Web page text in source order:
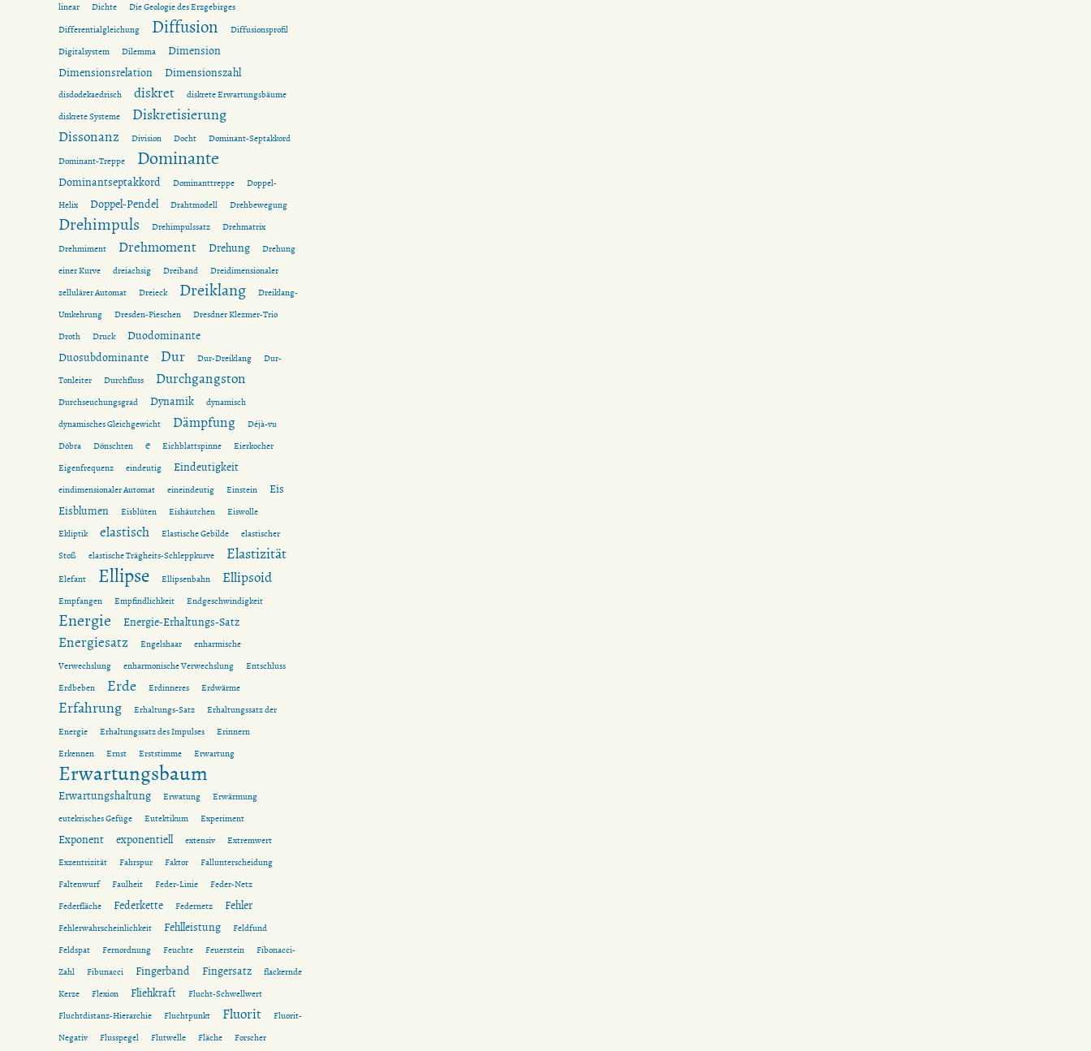
linear
Dichte
Die Geologie des Erzgebirges
Differentialgleichung
Diffusion
Diffusionsprofil
Digitalsystem
Dilemma
Dimension
Dimensionsrelation
Dimensionszahl
disdodekaedrisch diskret
diskrete Erwartungsbäume
diskrete Systeme
Diskretisierung
Dissonanz Division Docht
Dominant-Septakkord
Dominant-Treppe
Dominante
Dominantseptakkord Dominanttreppe
Doppel-
Helix
Doppel-Pendel Drahtmodell Drehbewegung
Drehimpuls Drehimpulssatz
Drehmatrix
Drehmiment
Drehmoment Drehung
Drehung
einer Kurve
dreiachsig Dreiband
Dreidimensionaler
zellulärer Automat
Dreieck Dreiklang
Dreiklang-
Umkehrung
Dresden-Pieschen
Dresdner Klezmer-Trio
Droth
Druck
Duodominante
Duosubdominante
Dur Dur-Dreiklang
Dur-
Tonleiter
Durchfluss Durchgangston
Durchseuchungsgrad Dynamik
dynamisch
dynamisches Gleichgewicht
Dämpfung
Déjà-vu
Döbra
Dönschten e Eichblattspinne
Eierkocher
Eigenfrequenz
eindeutig Eindeutigkeit
eindimensionaler Automat eineindeutig Einstein
Eis
Eisblumen
Eisblüten Eishäutchen
Eiswolle
Ekliptik
elastisch Elastische Gebilde
elastischer
Stoß
elastische Trägheits-Schleppkurve Elastizität
Elefant Ellipse Ellipsenbahn Ellipsoid
Empfangen Empfindlichkeit Endgeschwindigkeit
Energie Energie-Erhaltungs-Satz
Energiesatz Engelshaar
enharmische
Verwechslung
enharmonische Verwechslung
Entschluss
Erdbeben
Erde Erdinneres Erdwärme
Erfahrung Erhaltungs-Satz
Erhaltungssatz der
Energie
Erhaltungssatz des Impulses
Erinnern
Erkennen
Ernst Erststimme Erwartung
Erwartungsbaum
Erwartungshaltung Erwatung
Erwärmung
eutekrisches Gefüge
Eutektikum Experiment
Exponent exponentiell extensiv
Extremwert
Exzentrizität
Fahrspur Faktor
Fallunterscheidung
Faltenwurf
Faulheit Feder-Linie
Feder-Netz
Federfläche
Federkette Federnetz Fehler
Fehlerwahrscheinlichkeit Fehlleistung
Feldfund
Feldspat
Fernordnung Feuchte Feuerstein
Fibonacci-
Zahl
Fibunacci Fingerband Fingersatz
flackernde
Kerze
Flexion Fliehkraft
Flucht-Schwellwert
Fluchtdistanz-Hierarchie
Fluchtpunkt Fluorit
Fluorit-
Negativ
Flusspegel Flutwelle Fläche Forscher